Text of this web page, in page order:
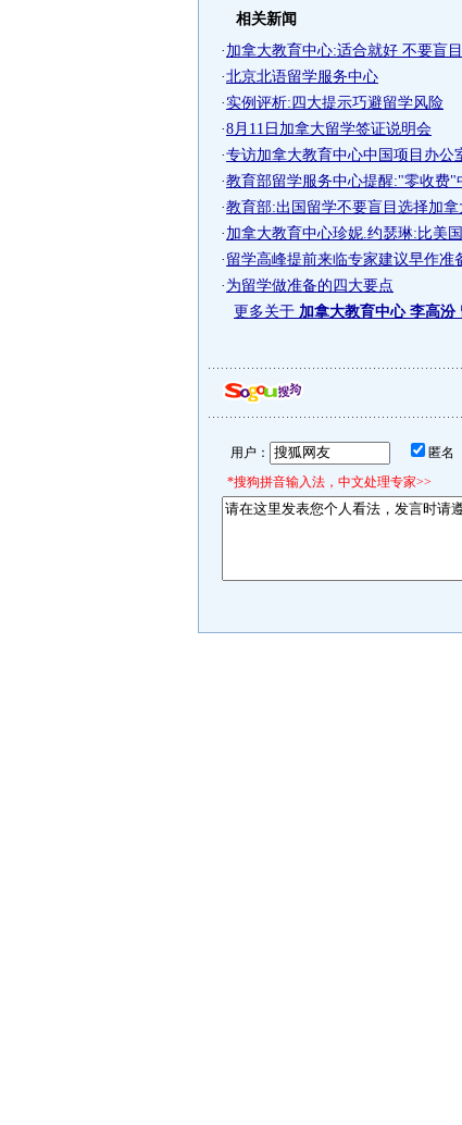
相关新闻
· 加拿大教育中心:适合就好 不要盲
·北京北语留学服务中心
·实例评析:四大提示巧避留学风险
·8月11日加拿大留学签证说明会
·专访加拿大教育中心中国项目办公
·教育部留学服务中心提醒:"零收费"
·教育部:出国留学不要盲目选择加拿
· 加拿大教育中心珍妮.约瑟琳:比美
· 留学高峰提前来临专家建议早作准
· 为留学做准备的四大要点
更多关于 加拿大教育中心 李高
用户： 匿名
*搜狗拼音输入法，中文处理专家>>